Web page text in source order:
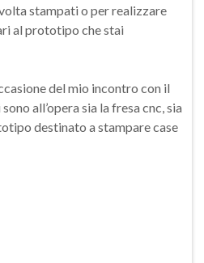
stampati o per realizzare
al prototipo che stai
del mio incontro con il
all’opera sia la fresa cnc, sia
destinato a stampare case